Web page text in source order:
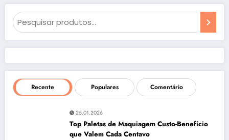
Pesquisa
Recente Populares Comentário
25.01.2026
Top Paletas de Maquiagem Custo-Benefício
que Valem Cada Centavo